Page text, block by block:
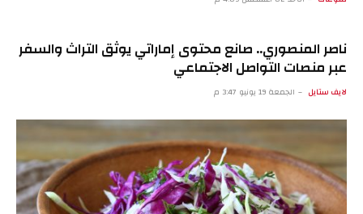
ناصر المنصوري.. صانع محتوى إماراتي يوثق التراث والسفر
عبر منصات التواصل الاجتماعي
لايف ستايل الجمعة 19 يونيو 3:47 م